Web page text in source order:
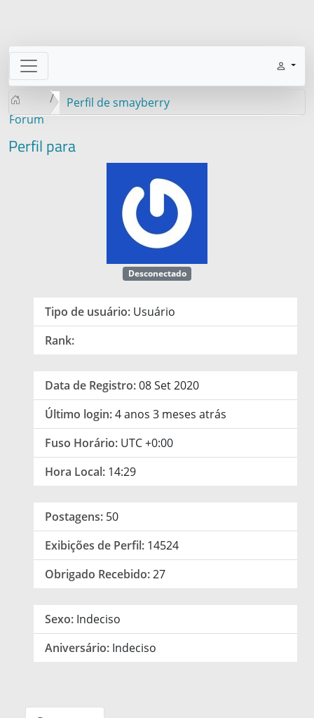
Forum
Perfil de smayberry
Perfil para
Desconectado
Tipo de usuário: Usuário
Rank:
Data de Registro:08 Set 2020
Último login:4 anos 3 meses atrás
Fuso Horário: UTC +0:00
Hora Local: 14:29
Postagens: 50
Exibições de Perfil: 14524
Obrigado Recebido:27
Sexo: Indeciso
Aniversário: Indeciso